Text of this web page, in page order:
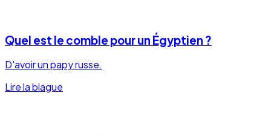
Quel est le comble pour un Égyptien ?
D'avoir un papy russe.
Lire la blague